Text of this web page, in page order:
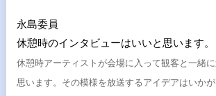
永島委員
休憩時のインタビューはいいと思います。
休憩時アーティストが会場に入って観客と一緒
思います。その模様を放送するアイデアはいかが